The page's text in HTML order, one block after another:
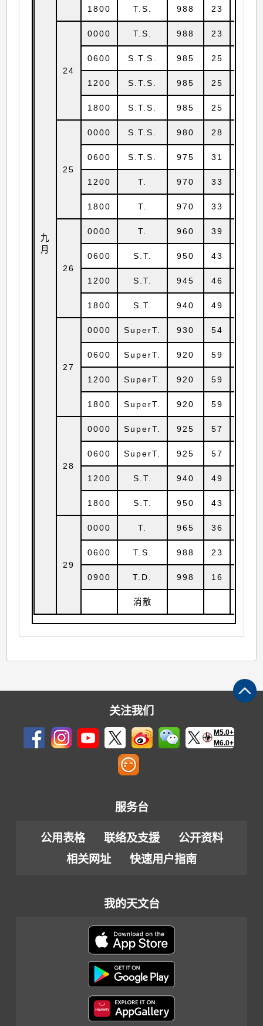
九
月
1800 T.S. 988 23
24
0000 T.S. 988 23
0600 S.T.S. 985 25
1200 S.T.S. 985 25
1800 S.T.S. 985 25
25
0000 S.T.S. 980 28
0600 S.T.S. 975 31
1200 T. 970 33
1800 T. 970 33
26
0000 T. 960 39
0600 S.T. 950 43
1200 S.T. 945 46
1800 S.T. 940 49
27
0000 SuperT. 930 54
0600 SuperT. 920 59
1200 SuperT. 920 59
1800 SuperT. 920 59
28
0000 SuperT. 925 57
0600 SuperT. 925 57
1200 S.T. 940 49
1800 S.T. 950 43
29
0000 T. 965 36
0600 T.S. 988 23
0900 T.D. 998 16
消散
关注我们
M5.0+
M6.0+
服务台
公用表格 联络及支援
公开资料
相关网址
快速用户指南
我的天文台